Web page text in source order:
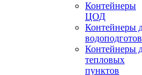
Контейнеры
ЦОД
Контейнеры
Контейнеры
тепловых
пунктов